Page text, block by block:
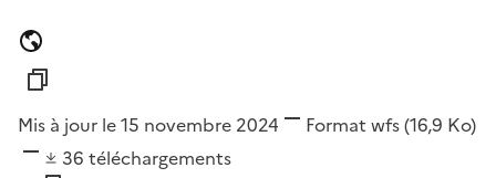
Mis à jour le 15 novembre 2024 Format wfs(16,9 Ko)
36 téléchargements